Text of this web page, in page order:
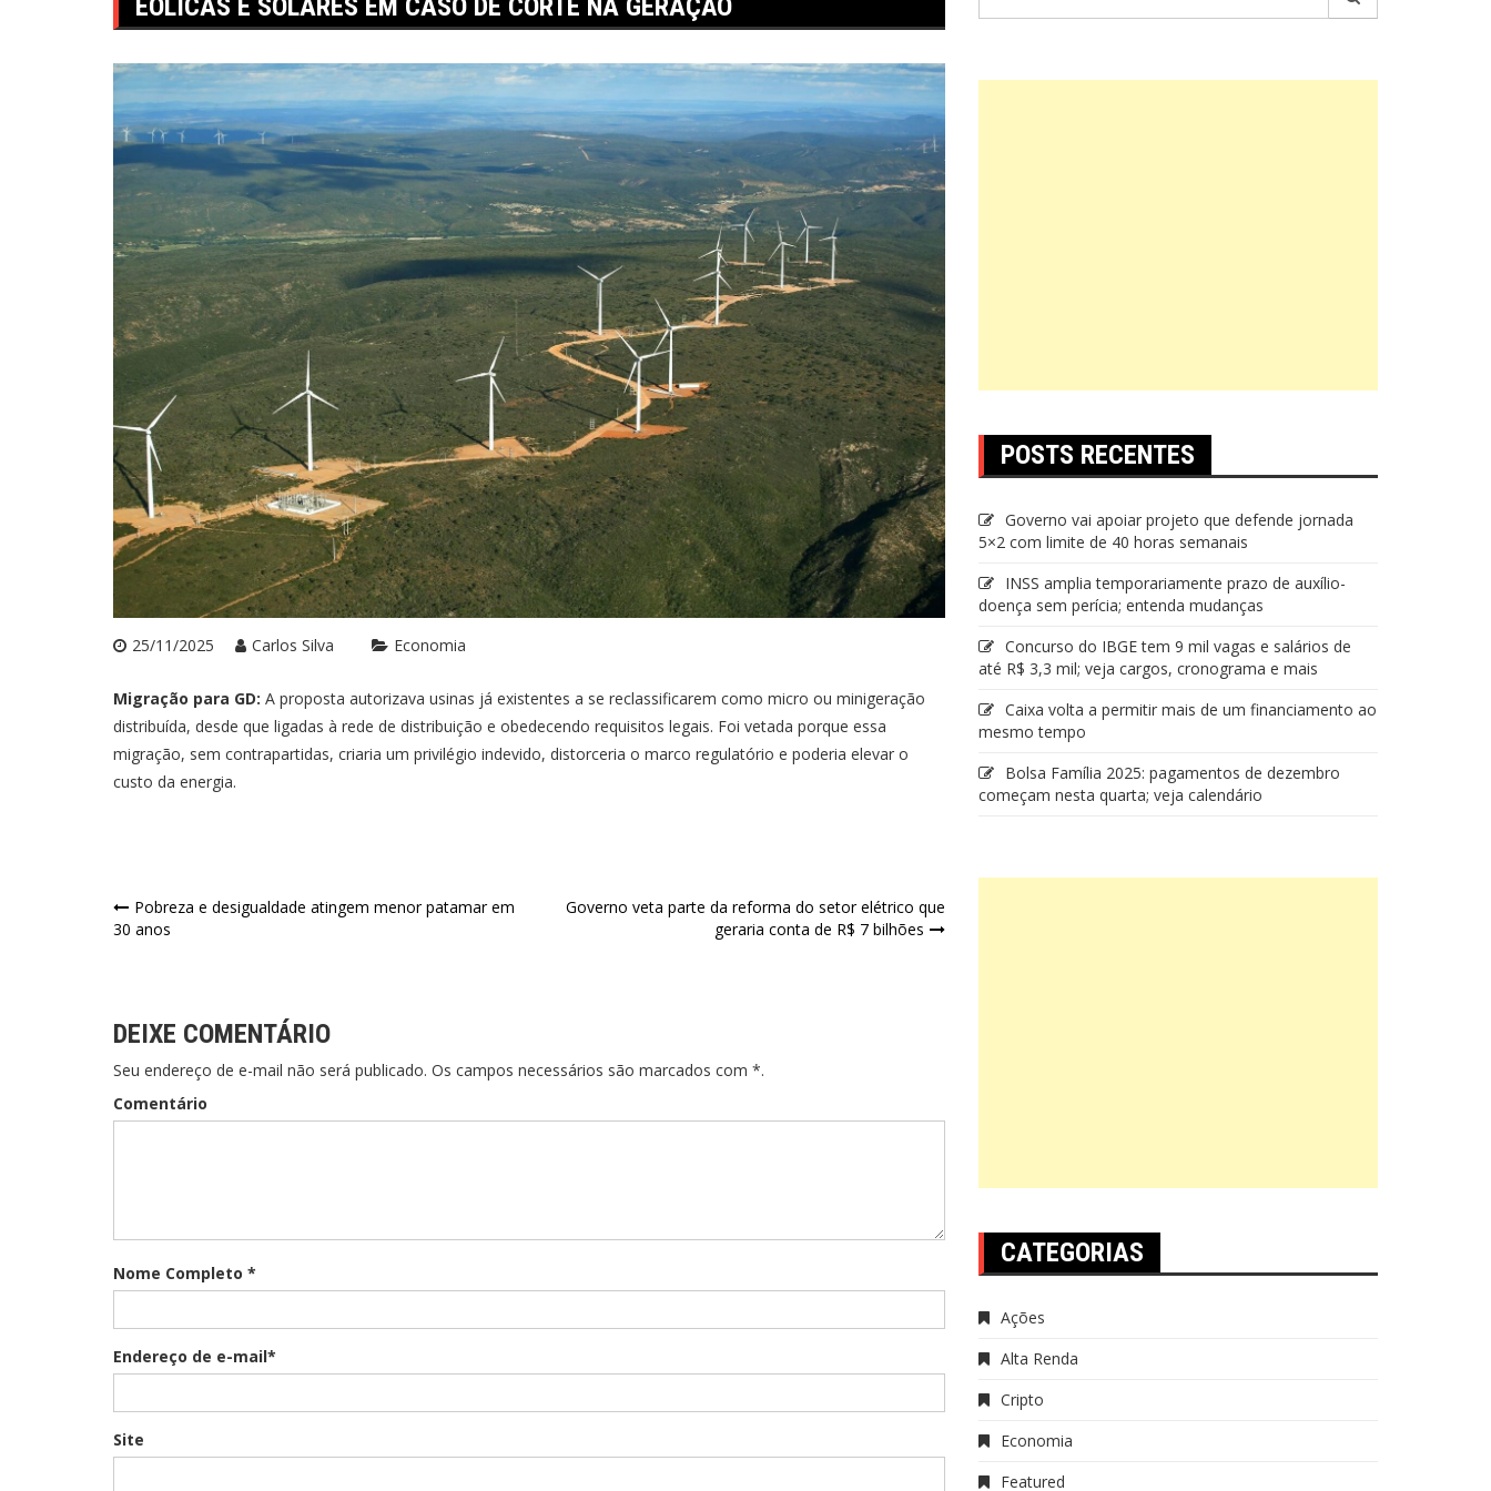
EÓLICAS E SOLARES EM CASO DE CORTE NA GERAÇÃO
25/11/2025 Carlos Silva Economia
Migração para GD: A proposta autorizava usinas já existentes a se reclassificarem como micro ou minigeração
distribuída, desde que ligadas à rede de distribuição e obedecendo requisitos legais. Foi vetada porque essa
migração, sem contrapartidas, criaria um privilégio indevido, distorceria o marco regulatório e poderia elevar o
custo da energia.
Navegação
Pobreza e desigualdade atingem menor patamar em
30 anos
Governo veta parte da reforma do setor elétrico que
geraria conta de R$ 7 bilhões
DEIXE COMENTÁRIO
Seu endereço de e-mail não será publicado. Os campos necessários são marcados com *.
Comentário
Nome Completo *
Endereço de e-mail*
Site
POSTS RECENTES
Governo vai apoiar projeto que defende jornada
5×2 com limite de 40 horas semanais
INSS amplia temporariamente prazo de auxílio-
doença sem perícia; entenda mudanças
Concurso do IBGE tem 9 mil vagas e salários de
até R$ 3,3 mil; veja cargos, cronograma e mais
Caixa volta a permitir mais de um financiamento ao
mesmo tempo
Bolsa Família 2025: pagamentos de dezembro
começam nesta quarta; veja calendário
CATEGORIAS
Ações
Alta Renda
Cripto
Economia
Featured